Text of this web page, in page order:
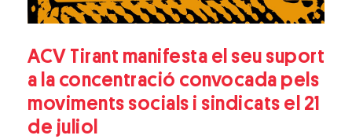
ACV Tirant manifesta el seu suport
a la concentració convocada pels
moviments socials i sindicats el 21
de juliol